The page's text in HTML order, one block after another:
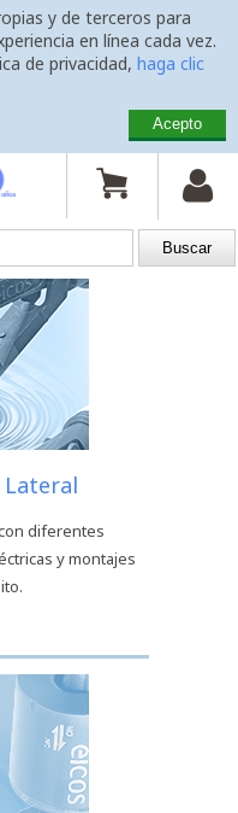
y de terceros para
en línea cada vez.
de privacidad, haga clic
Acepto

para Líquidos
de líquidos
diferentes
y montajes